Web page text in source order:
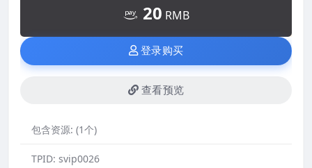
20 RMB
登录购买
查看预览
包含资源: (1个)
TPID: svip0026